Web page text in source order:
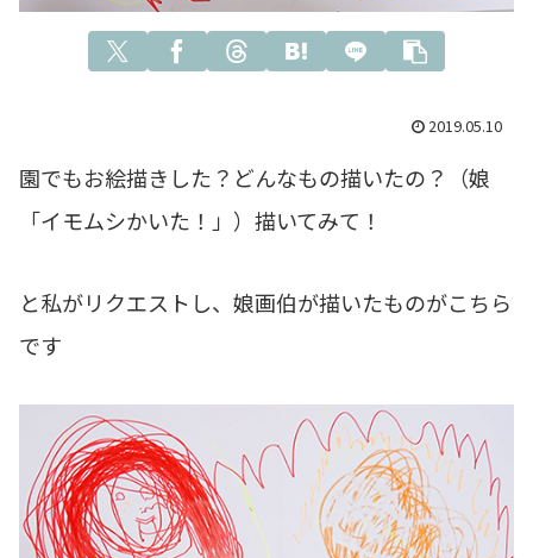
2019.05.10
園でもお絵描きした？どんなもの描いたの？（娘
「イモムシかいた！」）描いてみて！
と私がリクエストし、娘画伯が描いたものがこちら
です